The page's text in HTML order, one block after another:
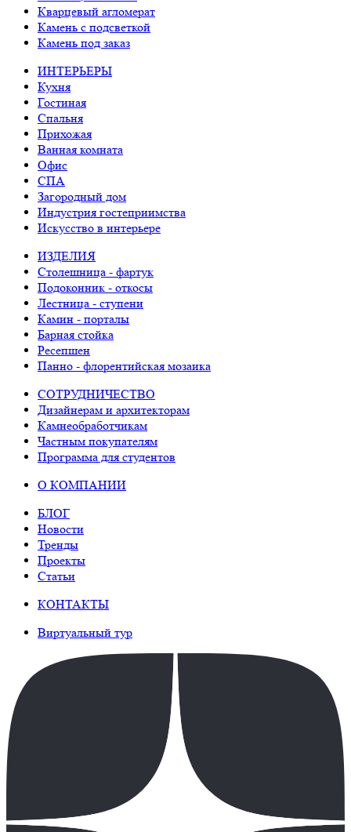
Кварцевый агломерат
Камень с подсветкой
Камень под заказ
ИНТЕРЬЕРЫ
Кухня
Гостиная
Спальня
Прихожая
Ванная комната
Офис
СПА
Загородный дом
Индустрия гостеприимства
Искусство в интерьере
ИЗДЕЛИЯ
Столешница - фартук
Подоконник - откосы
Лестница - ступени
Камин - порталы
Барная стойка
Ресепшен
Панно - флорентийская мозаика
СОТРУДНИЧЕСТВО
Дизайнерам и архитекторам
Камнеобработчикам
Частным покупателям
Программа для студентов
О КОМПАНИИ
БЛОГ
Новости
Тренды
Проекты
Статьи
КОНТАКТЫ
Виртуальный тур